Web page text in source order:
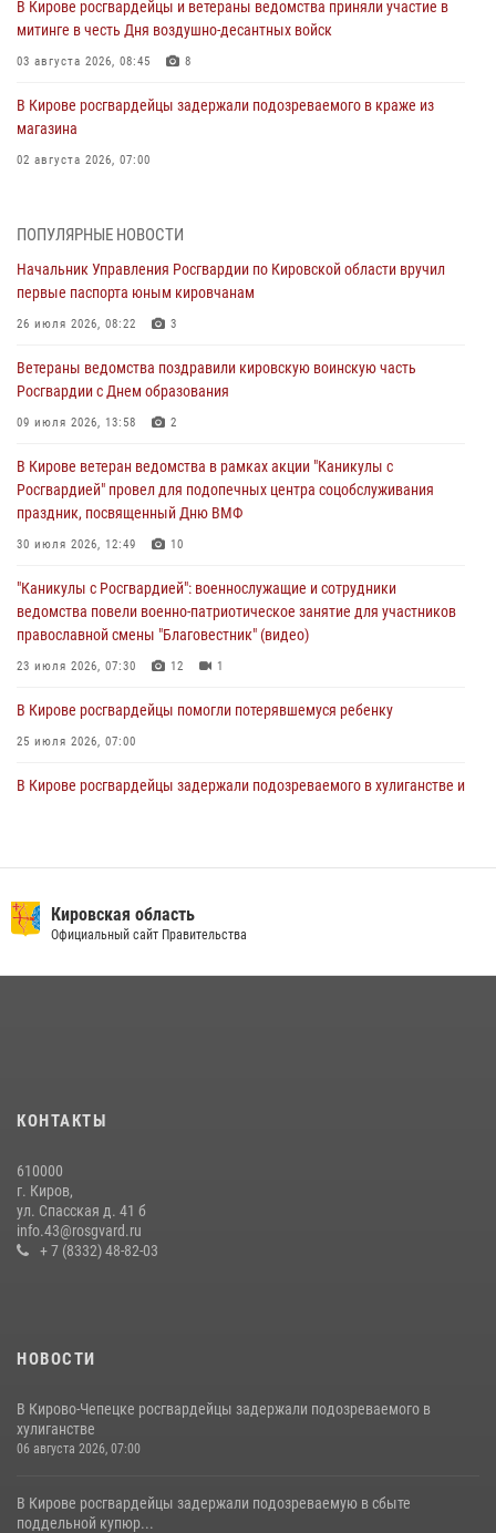
В Кирове росгвардейцы и ветераны ведомства приняли участие в
митинге в честь Дня воздушно-десантных войск
03 августа 2026, 08:45 8
В Кирове росгвардейцы задержали подозреваемого в краже из
магазина
02 августа 2026, 07:00
Российской Федерации
В Росгвардии вспоминают российских воинов, погибших в Первой
мировой войне 1914-1918 годов
В Кирове офицер Росгвардии стал победителем открытого
шахматного турнира
Директор Росгвардии Герой России генерал армии Виктор Золотов
поздравил специалистов подразделений тыла с профессиональным
праздником
ПОПУЛЯРНЫЕ НОВОСТИ
Начальник Управления Росгвардии по Кировской области вручил
первые паспорта юным кировчанам
26 июля 2026, 08:22 3
Ветераны ведомства поздравили кировскую воинскую часть
Росгвардии с Днем образования
09 июля 2026, 13:58 2
В Кирове ветеран ведомства в рамках акции "Каникулы с
Росгвардией" провел для подопечных центра соцобслуживания
праздник, посвященный Дню ВМФ
30 июля 2026, 12:49 10
"Каникулы с Росгвардией": военнослужащие и сотрудники
ведомства повели военно-патриотическое занятие для участников
православной смены "Благовестник" (видео)
23 июля 2026, 07:30 12 1
В Кирове росгвардейцы помогли потерявшемуся ребенку
25 июля 2026, 07:00
В Кирове росгвардейцы задержали подозреваемого в хулиганстве и
вневедомственную охрану и поступления в ведомственные вузы
22 июля 2026, 14:51 1 2
В Кирово-Чепецке росгвардейцы задержали подозреваемую в
В Кирове и Кирово-Чепецке росгвардейцы задержали
подозреваемых в хулиганстве
19 июля 2026, 07:00
Кировская область
Официальный сайт Правительства
КОНТАКТЫ
610000
г. Киров,
ул. Спасская д. 41 б
info.43@rosgvard.ru
+ 7 (8332) 48-82-03
НОВОСТИ
В Кирово-Чепецке росгвардейцы задержали подозреваемого в
хулиганстве
06 августа 2026, 07:00
В Кирове росгвардейцы задержали подозреваемую в сбыте
поддельной купюр...